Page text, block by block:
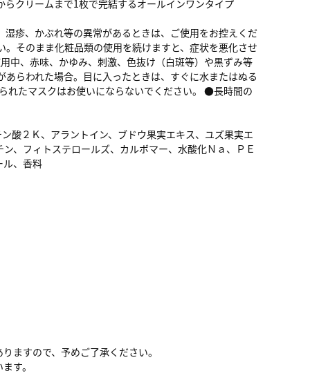
クリームまで1枚で完結するオールインワンタイプ
疹、かぶれ等の異常があるときは、ご使用をお控えくだ
そのまま化粧品類の使用を続けますと、症状を悪化させ
中、赤味、かゆみ、刺激、色抜け（白斑等）や黒ずみ等
らわれた場合。目に入ったときは、すぐに水またはぬる
たマスクはお使いにならないでください。 ●長時間の
酸２Ｋ、アラントイン、ブドウ果実エキス、ユズ果実エ
、フィトステロールズ、カルボマー、水酸化Ｎａ、ＰＥ
ル、香料
ますので、予めご了承ください。
す。